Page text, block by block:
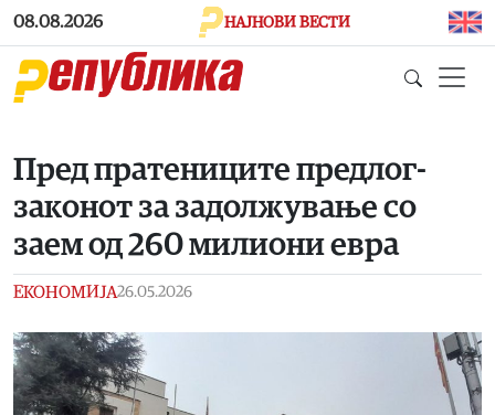
Skip to main content
08.08.2026 НАЈНОВИ ВЕСТИ
Пред пратениците предлог-
законот за задолжување со
заем од 260 милиони евра
ЕКОНОМИЈА26.05.2026